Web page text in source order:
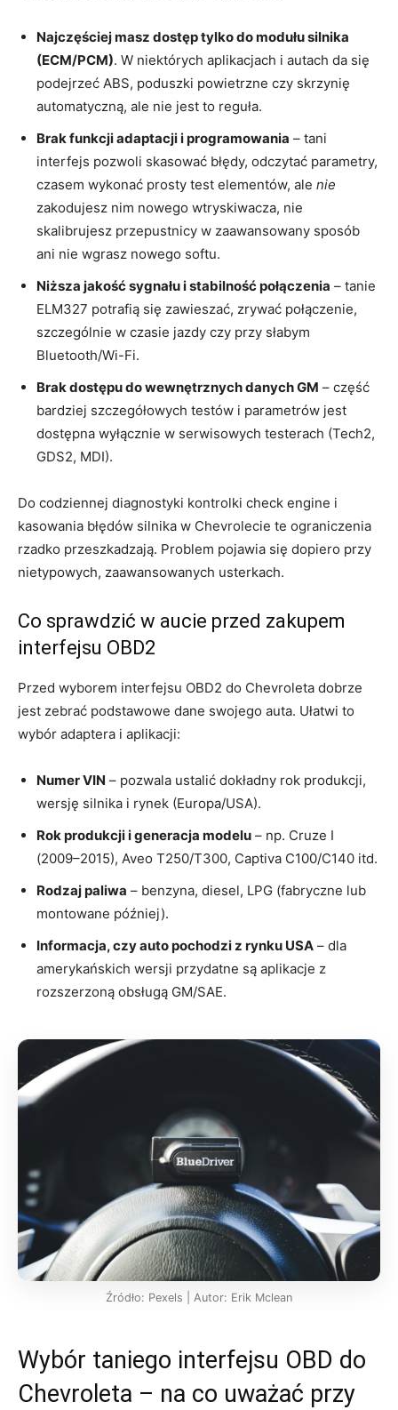
Najczęściej masz dostęp tylko do modułu silnika
(ECM/PCM). W niektórych aplikacjach i autach da się
podejrzeć ABS, poduszki powietrzne czy skrzynię
automatyczną, ale nie jest to reguła.
Brak funkcji adaptacji i programowania – tani
interfejs pozwoli skasować błędy, odczytać parametry,
czasem wykonać prosty test elementów, ale nie
zakodujesz nim nowego wtryskiwacza, nie
skalibrujesz przepustnicy w zaawansowany sposób
ani nie wgrasz nowego softu.
Niższa jakość sygnału i stabilność połączenia – tanie
ELM327 potrafią się zawieszać, zrywać połączenie,
szczególnie w czasie jazdy czy przy słabym
Bluetooth/Wi-Fi.
Brak dostępu do wewnętrznych danych GM – część
bardziej szczegółowych testów i parametrów jest
dostępna wyłącznie w serwisowych testerach (Tech2,
GDS2, MDI).
Do codziennej diagnostyki kontrolki check engine i
kasowania błędów silnika w Chevrolecie te ograniczenia
rzadko przeszkadzają. Problem pojawia się dopiero przy
nietypowych, zaawansowanych usterkach.
Co sprawdzić w aucie przed zakupem
interfejsu OBD2
Przed wyborem interfejsu OBD2 do Chevroleta dobrze
jest zebrać podstawowe dane swojego auta. Ułatwi to
wybór adaptera i aplikacji:
Numer VIN – pozwala ustalić dokładny rok produkcji,
wersję silnika i rynek (Europa/USA).
Rok produkcji i generacja modelu – np. Cruze I
(2009–2015), Aveo T250/T300, Captiva C100/C140 itd.
Rodzaj paliwa – benzyna, diesel, LPG (fabryczne lub
montowane później).
Informacja, czy auto pochodzi z rynku USA – dla
amerykańskich wersji przydatne są aplikacje z
rozszerzoną obsługą GM/SAE.
Źródło: Pexels | Autor: Erik Mclean
Wybór taniego interfejsu OBD do
Chevroleta – na co uważać przy